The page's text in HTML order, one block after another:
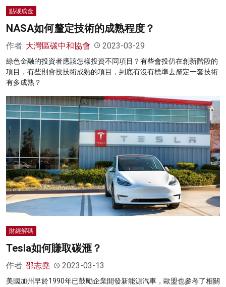
點碳成金
NASA如何釐定技術的成熟程度？
作者: 大灣區碳中和協會 2023-03-29
綠色金融的投資者應該怎樣投資不同項目？有些會投仍在創新階段的
項目，有些則會投技術成熟的項目，到底有沒有標準去釐定一套技術
有多成熟？
財經解碼
Tesla如何賺取碳滙？
作者: 邵志堯 2023-03-13
美國加州早於1990年已鼓勵企業開發新能源汽車，歐盟也參考了相關